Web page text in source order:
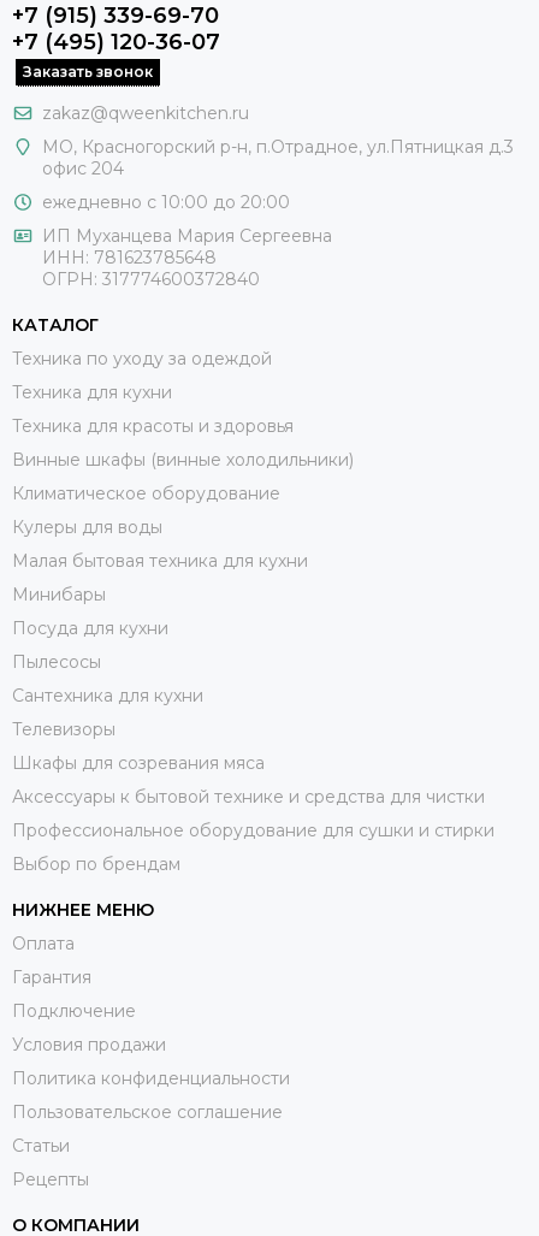
+7 (915) 339-69-70
+7 (495) 120-36-07
Заказать звонок
zakaz@qweenkitchen.ru
МО, Красногорский р-н, п.Отрадное, ул.Пятницкая д.3
офис 204
ежедневно с 10:00 до 20:00
ИП Муханцева Мария Сергеевна
ИНН: 781623785648
ОГРН: 317774600372840
КАТАЛОГ
Техника по уходу за одеждой
Техника для кухни
Техника для красоты и здоровья
Винные шкафы (винные холодильники)
Климатическое оборудование
Кулеры для воды
Малая бытовая техника для кухни
Минибары
Посуда для кухни
Пылесосы
Сантехника для кухни
Телевизоры
Шкафы для созревания мяса
Аксессуары к бытовой технике и средства для чистки
Профессиональное оборудование для сушки и стирки
Выбор по брендам
НИЖНЕЕ МЕНЮ
Оплата
Гарантия
Подключение
Условия продажи
Политика конфиденциальности
Пользовательское соглашение
Статьи
Рецепты
О КОМПАНИИ